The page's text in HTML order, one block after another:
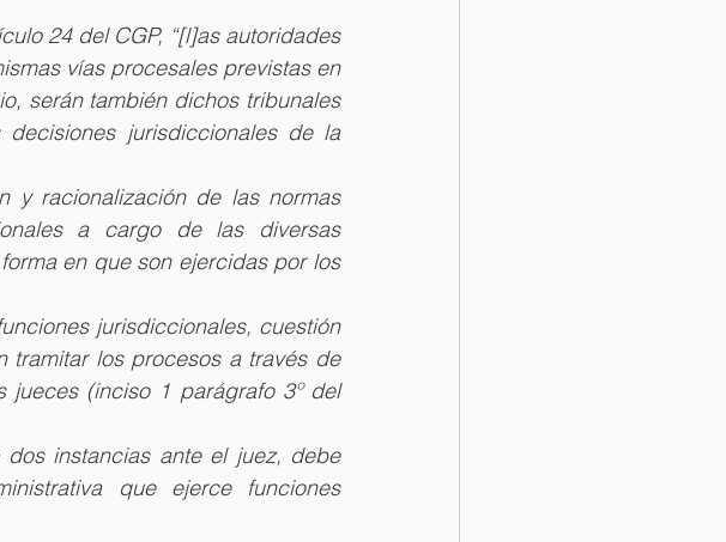
24 del CGP, “[l]as autoridades
vías procesales previstas en
serán también dichos tribunales
jurisdiccionales de la
y racionalización de las normas
a cargo de las diversas
en que son ejercidas por los
jurisdiccionales, cuestión
tramitar los procesos a través de
(inciso 1 parágrafo 3º del
instancias ante el juez, debe
que ejerce funciones